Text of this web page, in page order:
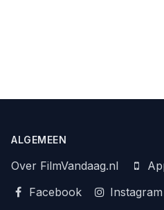
ALGEMEEN
Over FilmVandaag.nl
Facebook
Instagram